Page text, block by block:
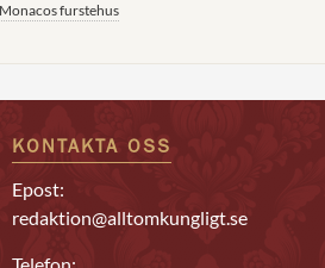
Monacos furstehus
KONTAKTA OSS
Epost:
redaktion@alltomkungligt.se